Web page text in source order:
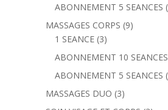
ABONNEMENT 5 SEANCES
MASSAGES CORPS 99
1 SEANCE 33
produits
ABONNEMENT 10 SEANCES
ABONNEMENT 5 SEANCES
MASSAGES DUO 33
produits